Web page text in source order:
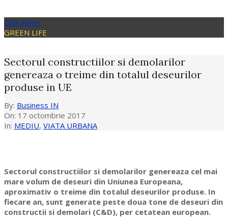
Click Here
GREEN LIFE
Sectorul constructiilor si demolarilor
genereaza o treime din totalul deseurilor
produse in UE
By: Business IN
On: 17 octombrie 2017
In: MEDIU, VIATA URBANA
Sectorul constructiilor si demolarilor genereaza cel mai
mare volum de deseuri din Uniunea Europeana,
aproximativ o treime din totalul deseurilor produse. In
fiecare an, sunt generate peste doua tone de deseuri din
constructii si demolari (C&D), per cetatean european.